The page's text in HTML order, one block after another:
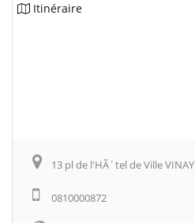
Itinéraire
13 pl de l'HÃ´tel de Ville VINAY
0810000872